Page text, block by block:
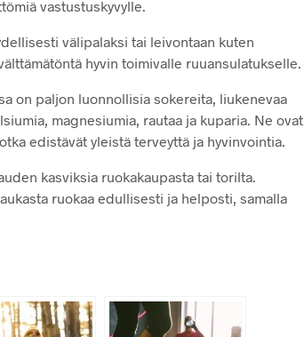
vastustuskyvylle.
välipalaksi tai leivontaan kuten
hyvin toimivalle ruuansulatukselle.
on paljon luonnollisia sokereita, liukenevaa
magnesiumia, rautaa ja kuparia. Ne ovat
edistävät yleistä terveyttä ja hyvinvointia.
kasviksia ruokakaupasta tai torilta.
ruokaa edullisesti ja helposti, samalla